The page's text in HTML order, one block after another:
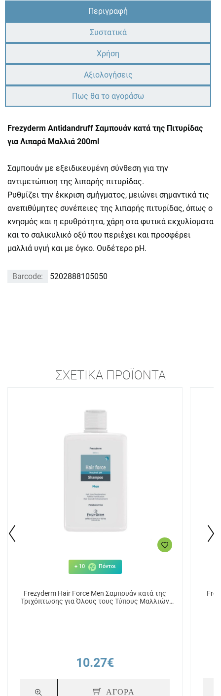
Περιγραφή
Συστατικά
Χρήση
Αξιολογήσεις
Πως θα το αγοράσω
Frezyderm Antidandruff Σαμπουάν κατά της Πιτυρίδας
για Λιπαρά Μαλλιά 200ml
Σαμπουάν με εξειδικευμένη σύνθεση για την
αντιμετώπιση της λιπαρής πιτυρίδας.
Ρυθμίζει την έκκριση σμήγματος, μειώνει σημαντικά τις
ανεπιθύμητες συνέπειες της λιπαρής πιτυρίδας, όπως ο
κνησμός και η ερυθρότητα, χάρη στα φυτικά εκχυλίσματα
και το σαλικυλικό οξύ που περιέχει και προσφέρει
μαλλιά υγιή και με όγκο. Ουδέτερο pH.
Barcode: 5202888105050
ΣΧΕΤΙΚΆ ΠΡΟΪΌΝΤΑ
+ 10 Πόντοι
Frezyderm Hair Force Men Σαμπουάν κατά της
Τριχόπτωσης για Όλους τους Τύπους Μαλλιών
10.27€
ΑΓΟΡΑ